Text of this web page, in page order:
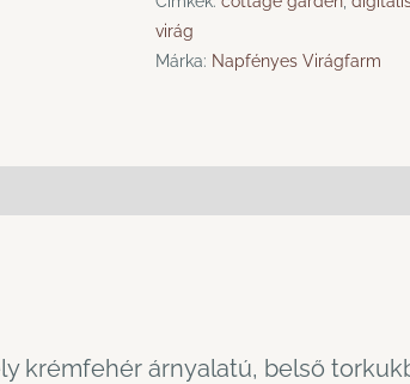
virág
Márka: Napfényes Virágfarm
krémfehér árnyalatú, belső